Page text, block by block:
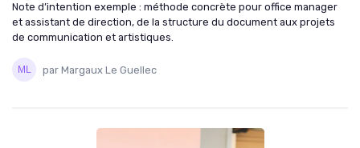
Note d’intention exemple : méthode concrète pour office manager
et assistant de direction, de la structure du document aux projets
de communication et artistiques.
par Margaux Le Guellec